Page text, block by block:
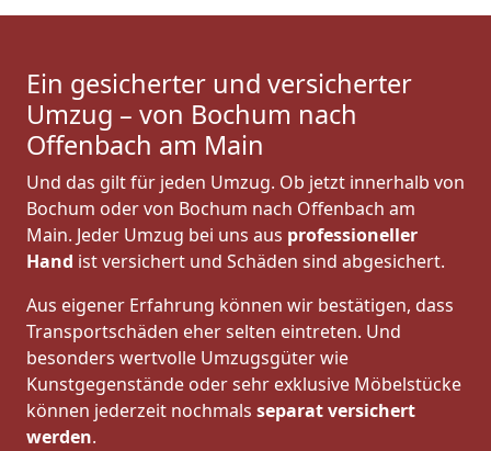
Ein gesicherter und versicherter
Umzug – von Bochum nach
Offenbach am Main
Und das gilt für jeden Umzug. Ob jetzt innerhalb von
Bochum oder von Bochum nach Offenbach am
Main. Jeder Umzug bei uns aus professioneller
Hand ist versichert und Schäden sind abgesichert.
Aus eigener Erfahrung können wir bestätigen, dass
Transportschäden eher selten eintreten. Und
besonders wertvolle Umzugsgüter wie
Kunstgegenstände oder sehr exklusive Möbelstücke
können jederzeit nochmals separat versichert
werden.